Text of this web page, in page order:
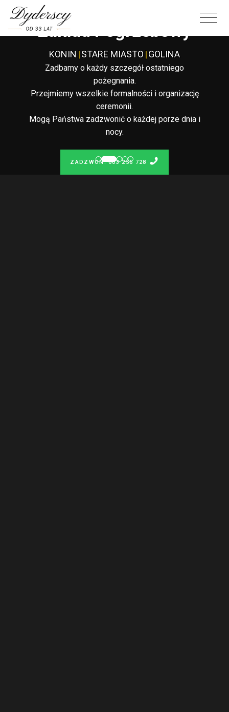
Całodobowy
Zakład Pogrzebowy
KONIN |STARE MIASTO |GOLINA
Zadbamy o każdy szczegół ostatniego
pożegnania.
Przejmiemy wszelkie formalności i organizację
ceremonii.
Mogą Państwa zadzwonić o każdej porze dnia i
nocy.
ZADZWOŃ: 603 256 728